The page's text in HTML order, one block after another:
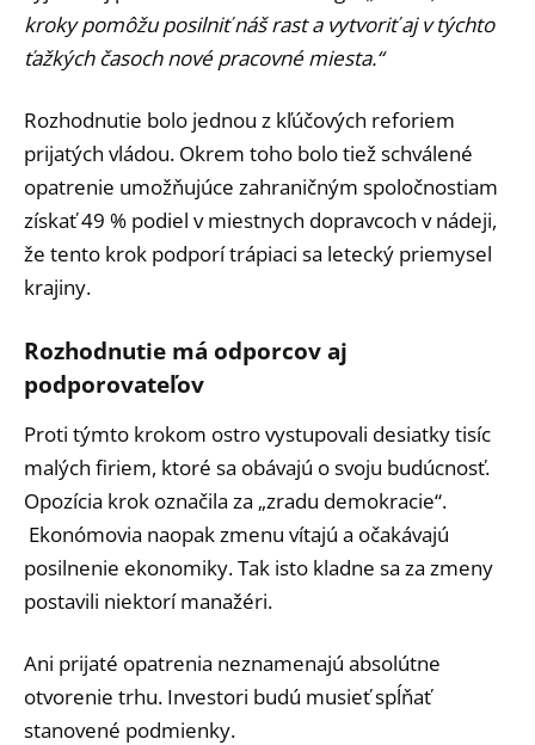
kroky pomôžu posilniť náš rast a vytvoriť aj v týchto
ťažkých časoch nové pracovné miesta.“
Rozhodnutie bolo jednou z kľúčových reforiem
prijatých vládou. Okrem toho bolo tiež schválené
opatrenie umožňujúce zahraničným spoločnostiam
získať 49 % podiel v miestnych dopravcoch v nádeji,
že tento krok podporí trápiaci sa letecký priemysel
krajiny.
Rozhodnutie má odporcov aj
podporovateľov
Proti týmto krokom ostro vystupovali desiatky tisíc
malých firiem, ktoré sa obávajú o svoju budúcnosť.
Opozícia krok označila za „zradu demokracie“.
Ekonómovia naopak zmenu vítajú a očakávajú
posilnenie ekonomiky. Tak isto kladne sa za zmeny
postavili niektorí manažéri.
Ani prijaté opatrenia neznamenajú absolútne
otvorenie trhu. Investori budú musieť spĺňať
stanovené podmienky.